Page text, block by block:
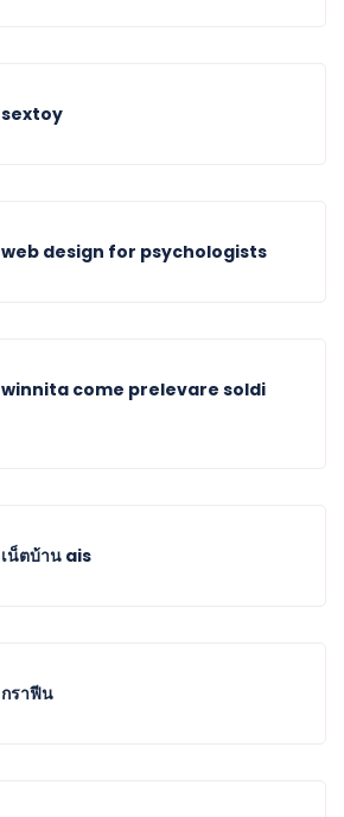
sextoy
web design for psychologists
winnita come prelevare soldi
เน็ตบ้าน ais
กราฟีน